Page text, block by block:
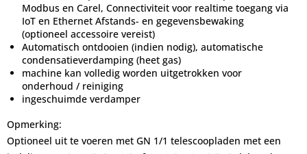
Modbus en Carel, Connectiviteit voor realtime toegang via
IoT en Ethernet Afstands- en gegevensbewaking
(optioneel accessoire vereist)
Automatisch ontdooien (indien nodig), automatische
condensatieverdamping (heet gas)
machine kan volledig worden uitgetrokken voor
onderhoud / reiniging
ingeschuimde verdamper
Opmerking:
Optioneel uit te voeren met GN 1/1 telescoopladen met een